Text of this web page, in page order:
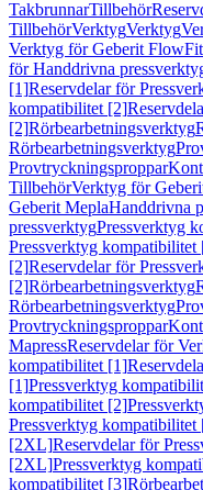
TakbrunnarTillbehör
TillbehörVerktygVerktyg
Verktyg för Geberit FlowFit
för Handdrivna
[1]Reservdelar för
kompatibilitet [2]
[2]Rörbearbetningsverktyg
Rörbearbetningsverktyg
Provtryckningsproppar
TillbehörVerktyg för
Geberit MeplaHanddrivna
pressverktygPressverktyg
Pressverktyg kompatibilitet
[2]Reservdelar för
[2]Rörbearbetningsverktyg
Rörbearbetningsverktyg
Provtryckningsproppar
MapressReservdelar för
kompatibilitet [1]
[1]Pressverktyg
kompatibilitet [2]
Pressverktyg
[2XL]Reservdelar för
[2XL]Pressverktyg
kompatibilitet [3]